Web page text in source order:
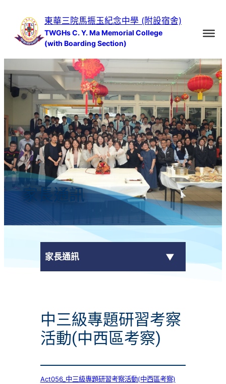
容
東華三院馬振玉紀念中學 (附設宿舍)
TWGHs C. Y. Ma Memorial College
(with Boarding Section)
家長通訊
家長通訊
學校通告
中三級專題研習考察
活動(中西區考察)
Act056_中三級專題研習考察活動(中西區考察)